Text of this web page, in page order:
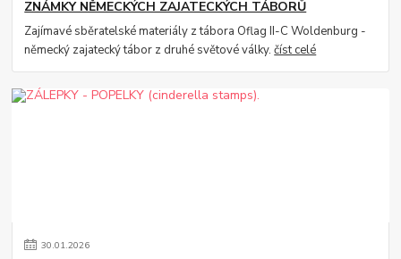
ZNÁMKY NĚMECKÝCH ZAJATECKÝCH TÁBORŮ
Zajímavé sběratelské materiály z tábora Oflag II-C Woldenburg -
německý zajatecký tábor z druhé světové války.číst celé
30.01.2026